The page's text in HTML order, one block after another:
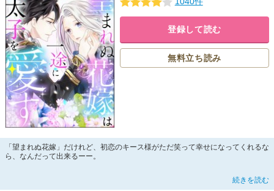
登録して読む
無料立ち読み
「望まれぬ花嫁」だけれど、初恋のキース様がただ笑って幸せになってくれるな
ら、なんだって出来るーー。
自国リデアが敗戦し、人質として敵国へ送られた不遇な花嫁・ティナーリア。
皇太子の妻となる美しき花嫁に国民は一瞬魅了されるが、リデアの非道な行いを
続きを読む